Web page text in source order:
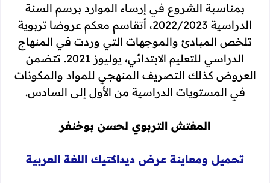
بمناسبة الشروع في إرساء الموارد برسم السنة
الدراسية 2022/2023، أتقاسم معكم عروضا تربوية
تلخص المبادئ والموجهات التي وردت في المنهاج
الدراسي للتعليم الابتدائي، يوليوز 2021. تتضمن
العروض كذلك التصريف المنهجي للمواد والمكونات
في المستويات الدراسية من الأول إلى السادس.
المفتش التربوي لحسن بوخنفر
تحميل ومعاينة عرض ديداكتيك اللغة العربية